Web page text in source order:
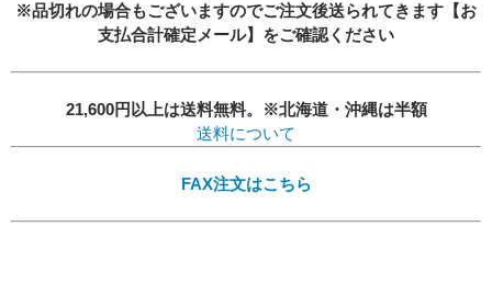
必須
※品切れの場合もございますのでご注文後送られてきます【お
支払合計確定メール】をご確認ください
21,600円以上は送料無料。※北海道・沖縄は半額
送料について
FAX注文はこちら